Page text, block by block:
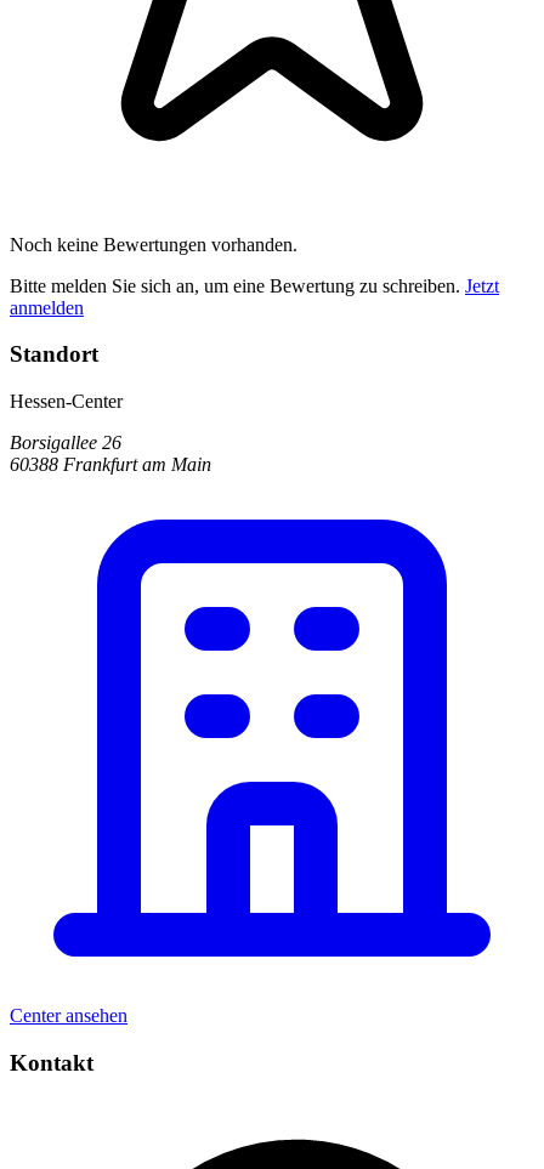
Noch keine Bewertungen vorhanden.
Bitte melden Sie sich an, um eine Bewertung zu schreiben. Jetzt
anmelden
Standort
Hessen-Center
Borsigallee 26
60388 Frankfurt am Main
Center ansehen
Kontakt